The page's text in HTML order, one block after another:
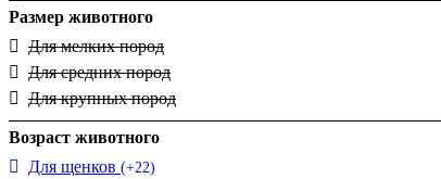
Размер животного
Для мелких пород
Для средних пород
Для крупных пород
Возраст животного
Для щенков (+22)